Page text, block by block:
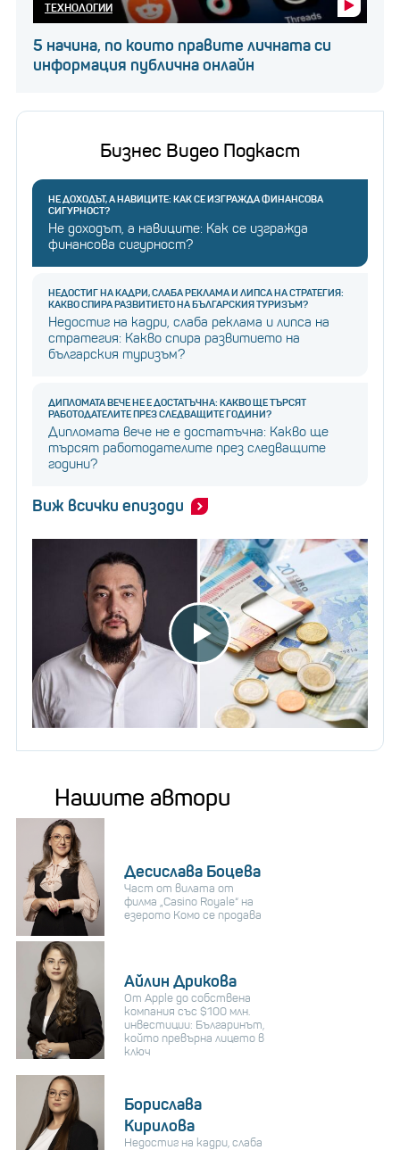
ТЕХНОЛОГИИ
5 начина, по които правите личната си
информация публична онлайн
Бизнес Видео Подкаст
НЕ ДОХОДЪТ, А НАВИЦИТЕ: КАК СЕ ИЗГРАЖДА ФИНАНСОВА
СИГУРНОСТ?
Не доходът, а навиците: Как се изгражда
финансова сигурност?
НЕДОСТИГ НА КАДРИ, СЛАБА РЕКЛАМА И ЛИПСА НА СТРАТЕГИЯ:
КАКВО СПИРА РАЗВИТИЕТО НА БЪЛГАРСКИЯ ТУРИЗЪМ?
Недостиг на кадри, слаба реклама и липса на
стратегия: Какво спира развитието на
българския туризъм?
ДИПЛОМАТА ВЕЧЕ НЕ Е ДОСТАТЪЧНА: КАКВО ЩЕ ТЪРСЯТ
РАБОТОДАТЕЛИТЕ ПРЕЗ СЛЕДВАЩИТЕ ГОДИНИ?
Дипломата вече не е достатъчна: Какво ще
търсят работодателите през следващите
години?
Виж всички епизоди
Нашите автори
Десислава Боцева
Част от вилата от
филма „Casino Royale“ на
езерото Комо се продава
Айлин Дрикова
От Apple до собствена
компания със $100 млн.
инвестиции: Българинът,
който превърна лицето в
ключ
Борислава
Кирилова
Недостиг на кадри, слаба